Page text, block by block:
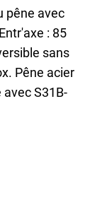
pêne avec
: 85
sans
Pêne acier
S31B-